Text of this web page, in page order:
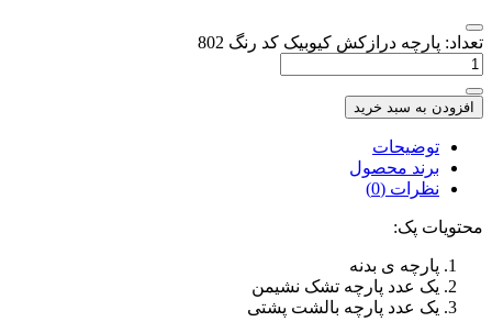
تعداد: پارچه درازکش کیوبیک کد رنگ 802
افزودن به سبد خرید
توضیحات
برند محصول
نظرات (0)
محتویات پک:
پارچه ی بدنه
یک عدد پارچه تشک نشیمن
یک عدد پارچه بالشت پشتی